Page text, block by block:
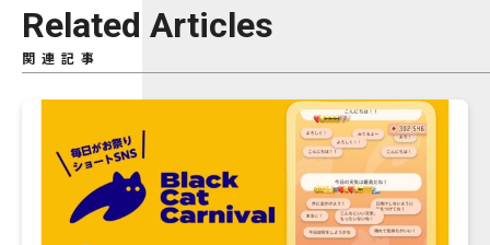
Related Articles
関連記事